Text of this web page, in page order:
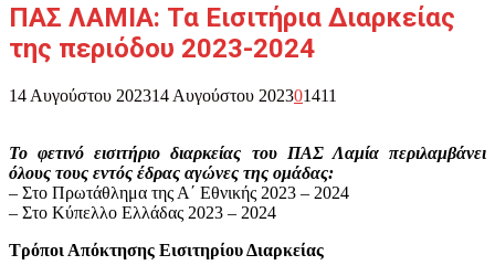
ΠΑΣ ΛΑΜΙΑ: Τα Εισιτήρια Διαρκείας
της περιόδου 2023-2024
14 Αυγούστου 202314 Αυγούστου 202301411
Το φετινό εισιτήριο διαρκείας του ΠΑΣ Λαμία περιλαμβάνει
όλους τους εντός έδρας αγώνες της ομάδας:
– Στο Πρωτάθλημα της Α΄ Εθνικής 2023 – 2024
– Στο Κύπελλο Ελλάδας 2023 – 2024
Τρόποι Απόκτησης Εισιτηρίου Διαρκείας